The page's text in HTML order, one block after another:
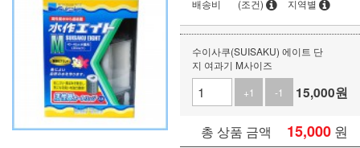
배송비
(조건) 지역별
수이사쿠(SUISAKU) 에이트 단
지 여과기 M사이즈
+1
-1 15,000원
총 상품 금액 15,000 원